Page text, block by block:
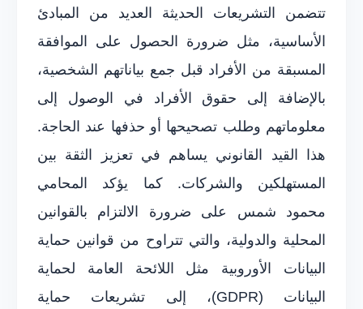
تتضمن التشريعات الحديثة العديد من المبادئ
الأساسية، مثل ضرورة الحصول على الموافقة
المسبقة من الأفراد قبل جمع بياناتهم الشخصية،
بالإضافة إلى حقوق الأفراد في الوصول إلى
معلوماتهم وطلب تصحيحها أو حذفها عند الحاجة.
هذا القيد القانوني يساهم في تعزيز الثقة بين
المستهلكين والشركات. كما يؤكد المحامي
محمود شمس على ضرورة الالتزام بالقوانين
المحلية والدولية، والتي تتراوح من قوانين حماية
البيانات الأوروبية مثل اللائحة العامة لحماية
البيانات (GDPR)، إلى تشريعات حماية